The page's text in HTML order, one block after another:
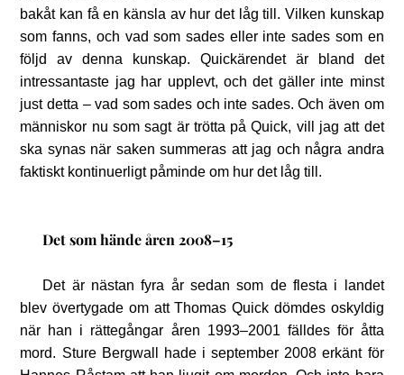
bakåt kan få en känsla av hur det låg till. Vilken kunskap
som fanns, och vad som sades eller inte sades som en
följd av denna kunskap. Quickärendet är bland det
intressantaste jag har upplevt, och det gäller inte minst
just detta – vad som sades och inte sades. Och även om
människor nu som sagt är trötta på Quick, vill jag att det
ska synas när saken summeras att jag och några andra
faktiskt kontinuerligt påminde om hur det låg till.
Det som hände åren 2008–15
Det är nästan fyra år sedan som de flesta i landet
blev övertygade om att Thomas Quick dömdes oskyldig
när han i rättegångar åren 1993–2001 fälldes för åtta
mord. Sture Bergwall hade i september 2008 erkänt för